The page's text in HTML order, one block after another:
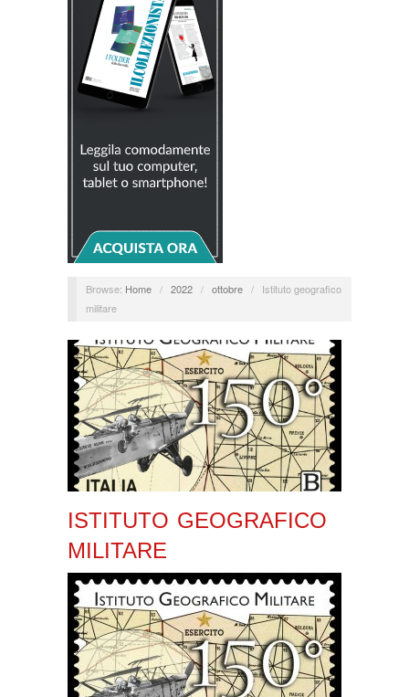
Browse: Home / 2022 / ottobre /
Istituto geografico
militare
ISTITUTO GEOGRAFICO
MILITARE